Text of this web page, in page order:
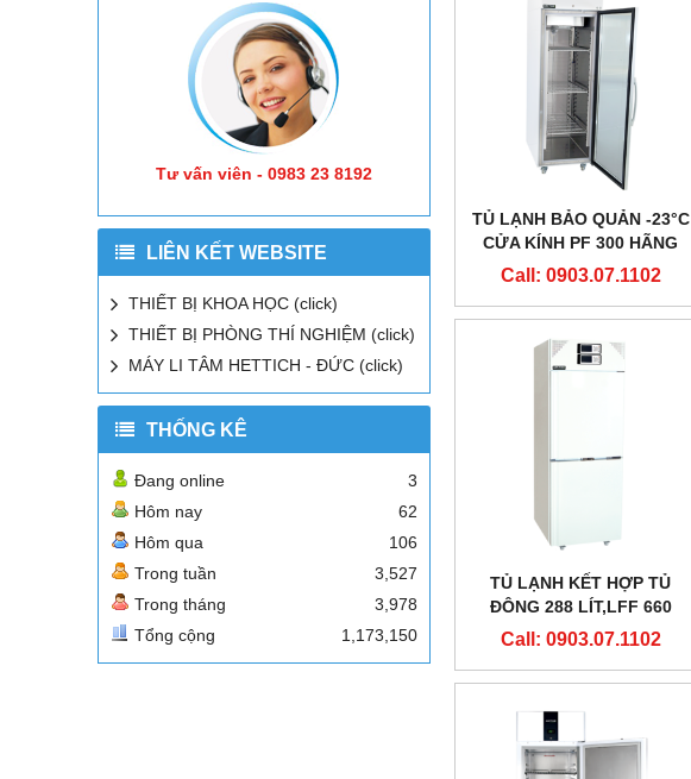
Tư vấn viên - 0983 23 8192
LIÊN KẾT WEBSITE
THIẾT BỊ KHOA HỌC (click)
THIẾT BỊ PHÒNG THÍ NGHIỆM (click)
MÁY LI TÂM HETTICH - ĐỨC (click)
THỐNG KÊ
Đang online
3
Hôm nay
62
Hôm qua
106
Trong tuần
3,527
Trong tháng
3,978
Tổng cộng
1,173,150
TỦ LẠNH BẢO QUẢN -23°C
CỬA KÍNH PF 300 HÃNG
ARCTIKO - ĐAN MẠCH
Call: 0903.07.1102
TỦ LẠNH KẾT HỢP TỦ
ĐÔNG 288 LÍT,LFF 660
HÃNG ARCTIKO - ĐAN
Call: 0903.07.1102